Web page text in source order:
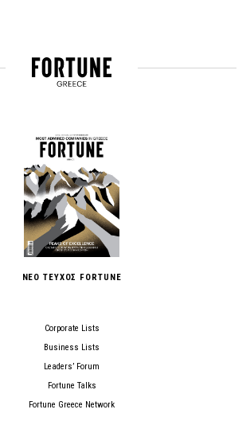
ΝΕΟ ΤΕΥΧΟΣ FORTUNE
Corporate Lists
Business Lists
Leaders’ Forum
Fortune Talks
Fortune Greece Network